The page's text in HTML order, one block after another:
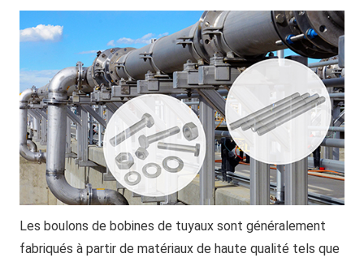
Les boulons de bobines de tuyaux sont généralement
fabriqués à partir de matériaux de haute qualité tels que